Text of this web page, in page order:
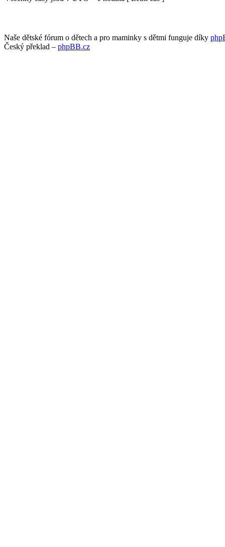
Naše dětské fórum o dětech a pro maminky s dětmi funguje díky
Český překlad – phpBB.cz